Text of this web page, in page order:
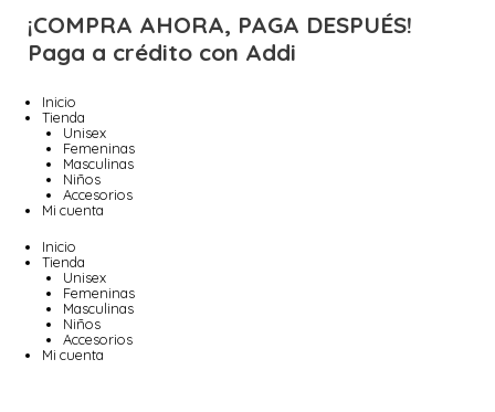
¡COMPRA AHORA, PAGA DESPUÉS!
Paga a crédito con Addi
Inicio
Tienda
Unisex
Femeninas
Masculinas
Niños
Accesorios
Mi cuenta
Inicio
Tienda
Unisex
Femeninas
Masculinas
Niños
Accesorios
Mi cuenta